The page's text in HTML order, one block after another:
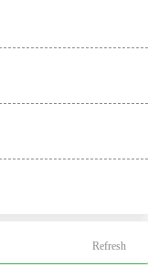
Refresh